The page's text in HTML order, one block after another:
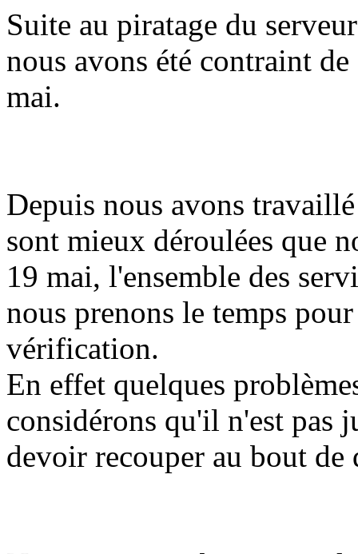
Suite au piratage du
nous avons été contraint
mai.
Depuis nous avons
sont mieux déroulées que
19 mai, l'ensemble des
nous prenons le temps
vérification.
En effet quelques
considérons qu'il n'est pas
devoir recouper au bout de